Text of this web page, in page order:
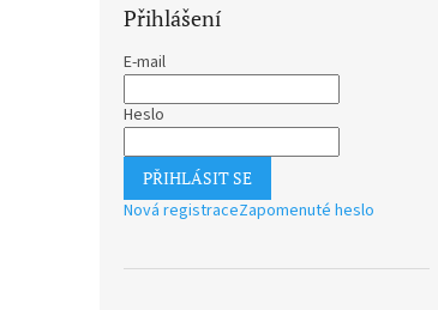
Přihlášení
E-mail
Heslo
PŘIHLÁSIT SE
Nová registraceZapomenuté heslo